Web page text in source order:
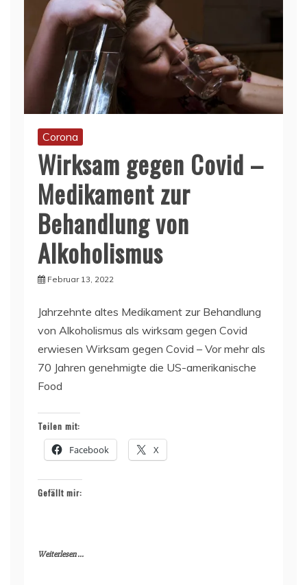
Corona
Wirksam gegen Covid –
Medikament zur
Behandlung von
Alkoholismus
Februar 13, 2022
Jahrzehnte altes Medikament zur Behandlung
von Alkoholismus als wirksam gegen Covid
erwiesen Wirksam gegen Covid – Vor mehr als
70 Jahren genehmigte die US-amerikanische
Food
Teilen mit:
Facebook X
Gefällt mir:
Weiterlesen ...